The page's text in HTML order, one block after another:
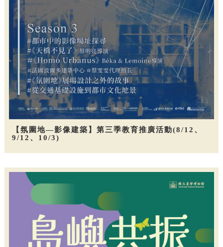
【氛圍地—影像建築】第三季教育推廣活動(8/12、
9/12、10/3)